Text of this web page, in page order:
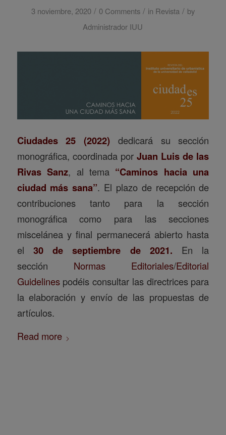
3 noviembre, 2020 / 0 Comments / in Revista / by
Administrador IUU
Ciudades 25 (2022) dedicará su sección
monográfica, coordinada por Juan Luis de las
Rivas Sanz, al tema “Caminos hacia una
ciudad más sana”. El plazo de recepción de
contribuciones tanto para la sección
monográfica como para las secciones
miscelánea y final permanecerá abierto hasta
el 30 de septiembre de 2021. En la
sección Normas Editoriales/Editorial
Guidelinespodéis consultar las directrices para
la elaboración y envío de las propuestas de
artículos.
Read more